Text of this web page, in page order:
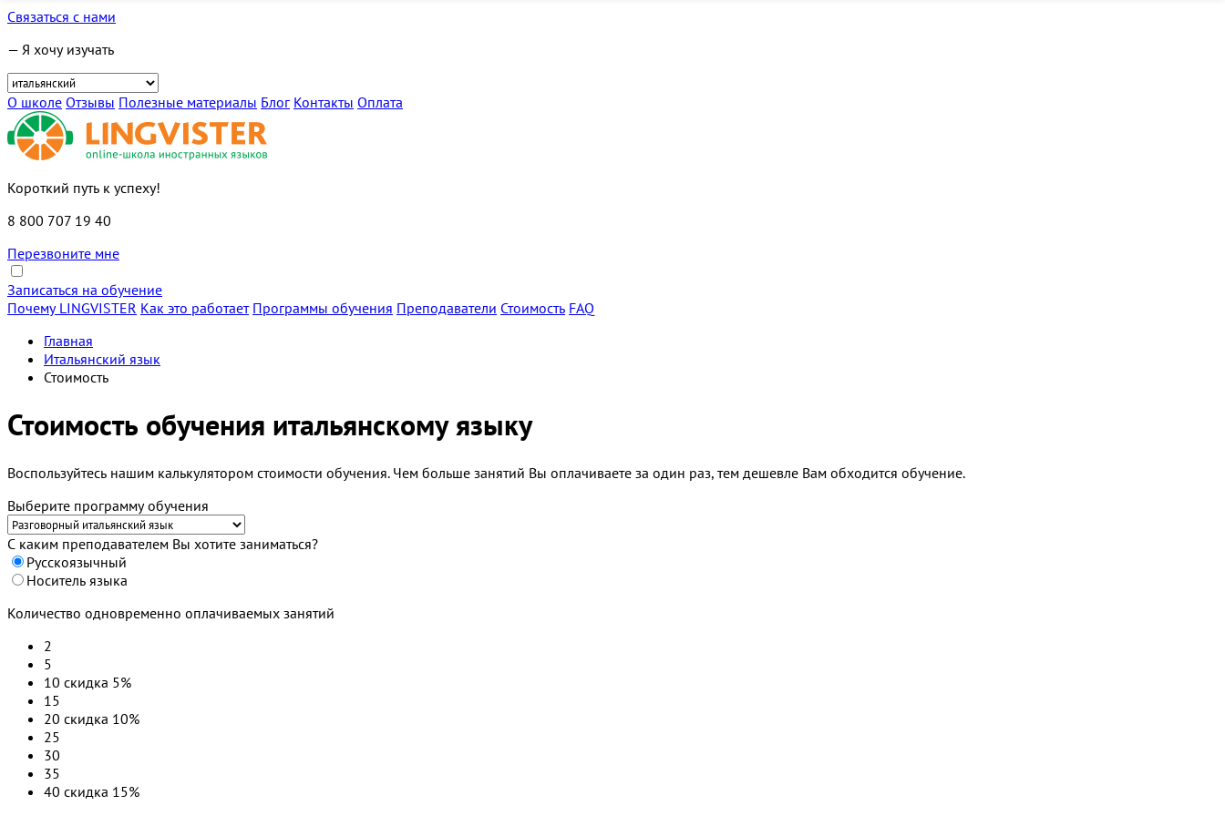
Связаться с нами
— Я хочу изучать
О школе Отзывы Полезные материалы Блог Контакты Оплата
Короткий путь к успеху!
8 800 707 19 40
Перезвоните мне
Записаться на обучение
Почему LINGVISTER Как это работает Программы обучения Преподаватели Стоимость FAQ
Главная
Итальянский язык
Стоимость
Стоимость обучения итальянскому языку
Воспользуйтесь нашим калькулятором стоимости обучения. Чем больше занятий Вы оплачиваете за один раз, тем дешевле Вам обходится обучение.
Выберите программу обучения
С каким преподавателем Вы хотите заниматься?
Русскоязычный
Носитель языка
Количество одновременно оплачиваемых занятий
2
5
10 скидка 5%
15
20 скидка 10%
25
30
35
40 скидка 15%